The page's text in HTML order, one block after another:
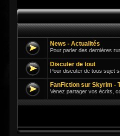
News - Actualités
Pour parler des dernières
Discuter de tout
Pour discuter de tous sujet
FanFiction sur Skyrim -
Venez partager vos écrits,